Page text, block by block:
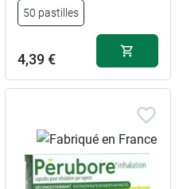
50 pastilles
4,39 €